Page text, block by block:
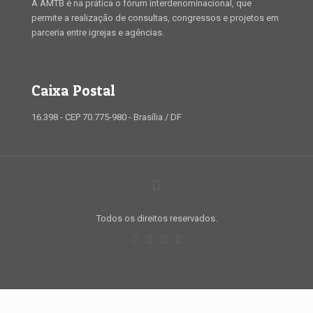
A AMTB é na prática o fórum interdenominacional, que
permite a realização de consultas, congressos e projetos em
parceria entre igrejas e agências.
Caixa Postal
16.398 - CEP 70.775-980 - Brasília / DF
Todos os direitos reservados.